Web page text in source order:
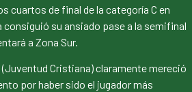
cuartos de final de la categoría C en
su ansiado pase a la semifinal
a Zona Sur.
(Juventud Cristiana) claramente mereció
por haber sido el jugador más